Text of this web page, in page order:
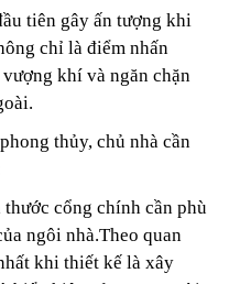
tiên gây ấn tượng khi
chỉ là điểm nhấn
khí và ngăn chặn
thủy, chủ nhà cần
cổng chính cần phù
ngôi nhà.Theo quan
khi thiết kế là xây